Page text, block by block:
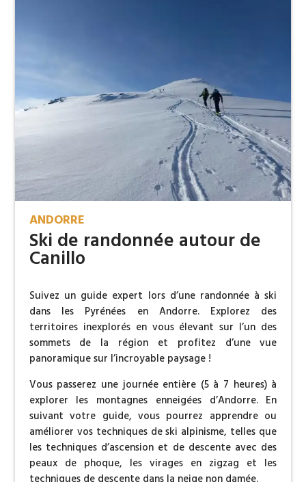
ANDORRE
Ski de randonnée autour de
Canillo
Suivez un guide expert lors d’une randonnée à ski
dans les Pyrénées en Andorre. Explorez des
territoires inexplorés en vous élevant sur l’un des
sommets de la région et profitez d’une vue
panoramique sur l’incroyable paysage !
Vous passerez une journée entière (5 à 7 heures) à
explorer les montagnes enneigées d’Andorre. En
suivant votre guide, vous pourrez apprendre ou
améliorer vos techniques de ski alpinisme, telles que
les techniques d’ascension et de descente avec des
peaux de phoque, les virages en zigzag et les
techniques de descente dans la neige non damée.